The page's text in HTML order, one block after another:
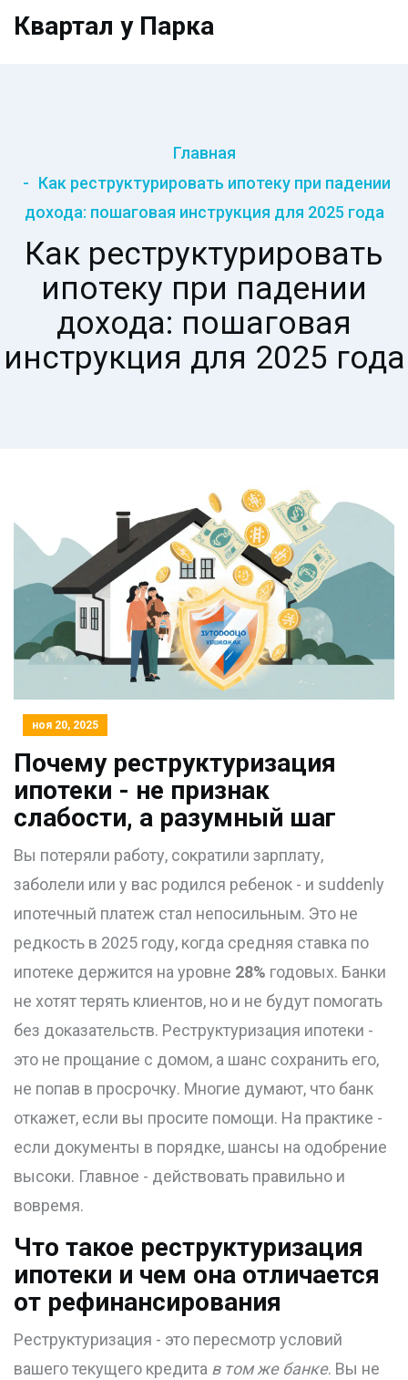
Квартал у Парка
Главная
Как реструктурировать ипотеку при падении
дохода: пошаговая инструкция для 2025 года
Как реструктурировать
ипотеку при падении
дохода: пошаговая
инструкция для 2025 года
ноя 20, 2025
Почему реструктуризация
ипотеки - не признак
слабости, а разумный шаг
Вы потеряли работу, сократили зарплату,
заболели или у вас родился ребенок - и suddenly
ипотечный платеж стал непосильным. Это не
редкость в 2025 году, когда средняя ставка по
ипотеке держится на уровне 28% годовых. Банки
не хотят терять клиентов, но и не будут помогать
без доказательств. Реструктуризация ипотеки -
это не прощание с домом, а шанс сохранить его,
не попав в просрочку. Многие думают, что банк
откажет, если вы просите помощи. На практике -
если документы в порядке, шансы на одобрение
высоки. Главное - действовать правильно и
вовремя.
Что такое реструктуризация
ипотеки и чем она отличается
от рефинансирования
Реструктуризация - это пересмотр условий
вашего текущего кредита в том же банке. Вы не